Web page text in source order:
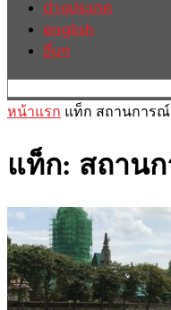
ต่างประเทศ
english
อื่นๆ
หน้าแรก แท็ก สถานการณ์
แท็ก: สถาน